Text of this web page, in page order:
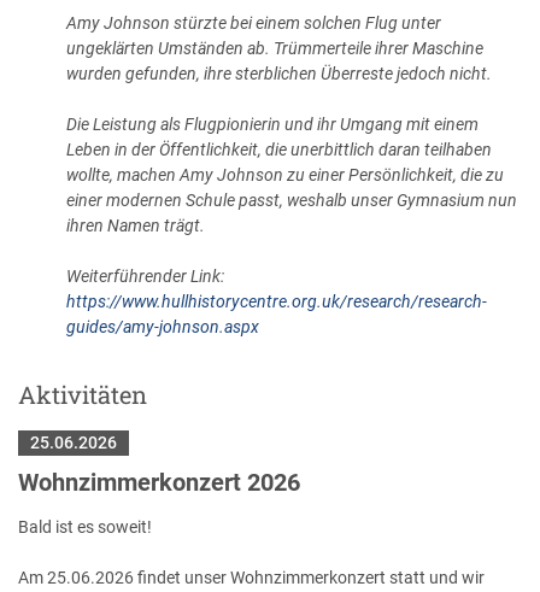
Amy Johnson stürzte bei einem solchen Flug unter
ungeklärten Umständen ab. Trümmerteile ihrer Maschine
wurden gefunden, ihre sterblichen Überreste jedoch nicht.
Die Leistung als Flugpionierin und ihr Umgang mit einem
Leben in der Öffentlichkeit, die unerbittlich daran teilhaben
wollte, machen Amy Johnson zu einer Persönlichkeit, die zu
einer modernen Schule passt, weshalb unser Gymnasium nun
ihren Namen trägt.
Weiterführender Link:
https://www.hullhistorycentre.org.uk/research/research-
guides/amy-johnson.aspx
Aktivitäten
25.06.2026
Wohnzimmerkonzert 2026
Bald ist es soweit!
Am 25.06.2026 findet unser Wohnzimmerkonzert statt und wir